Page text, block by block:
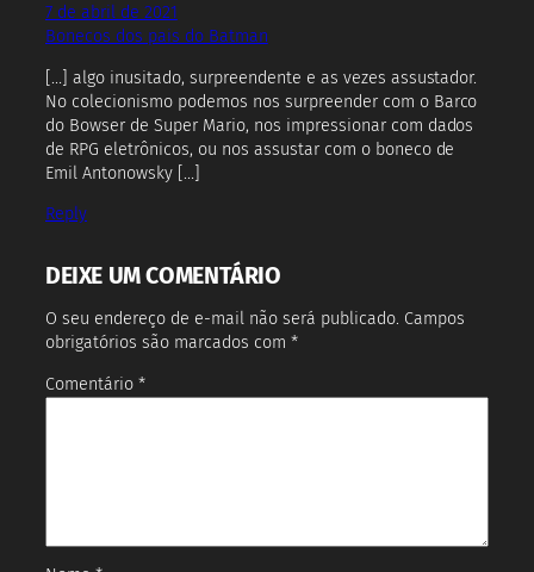
7 de abril de 2021
Bonecos dos pais do Batman
[…] algo inusitado, surpreendente e as vezes assustador.
No colecionismo podemos nos surpreender com o Barco
do Bowser de Super Mario, nos impressionar com dados
de RPG eletrônicos, ou nos assustar com o boneco de
Emil Antonowsky […]
Reply
DEIXE UM COMENTÁRIO
O seu endereço de e-mail não será publicado. Campos
obrigatórios são marcados com *
Comentário *